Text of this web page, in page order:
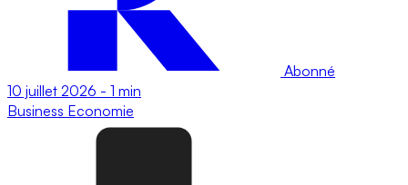
Abonné
10 juillet 2026 - 1 min
Business Economie